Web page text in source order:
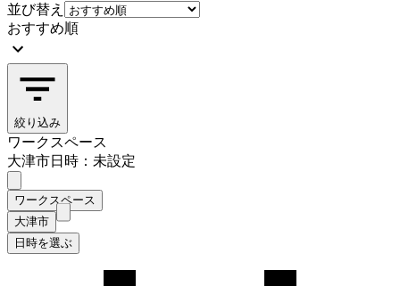
並び替え
おすすめ順
絞り込み
ワークスペース
大津市日時：未設定
ワークスペース
大津市
日時を選ぶ